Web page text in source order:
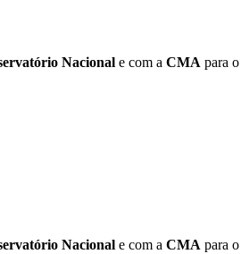
Nacional e com a CMA para
Nacional e com a CMA para